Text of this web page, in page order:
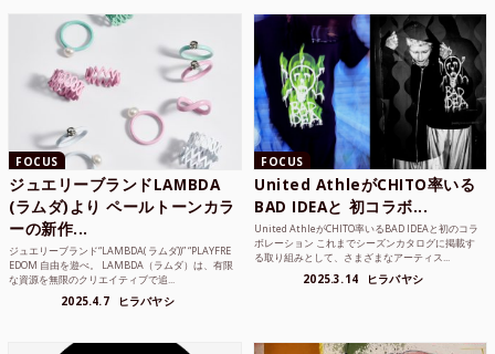
FOCUS
ジュエリーブランドLAMBDA
(ラムダ)より ペールトーンカラ
ーの新作...
ジュエリーブランド“LAMBDA( ラムダ))” “PLAYFRE
EDOM 自由を遊べ。 LAMBDA（ラムダ）は、有限
な資源を無限のクリエイティブで追...
2025.4.7 ヒラバヤシ
FOCUS
United AthleがCHITO率いる
BAD IDEAと 初コラボ...
United AthleがCHITO率いるBAD IDEAと初のコラ
ボレーション これまでシーズンカタログに掲載す
る取り組みとして、さまざまなアーティス...
2025.3.14 ヒラバヤシ